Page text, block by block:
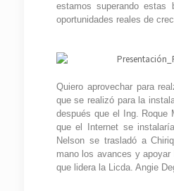
estamos superando estas
oportunidades reales de
Quiero aprovechar para
que se realizó para la
después que el Ing. Roque
que el Internet se
Nelson se trasladó a
mano los avances y
que lidera la Licda. Angie